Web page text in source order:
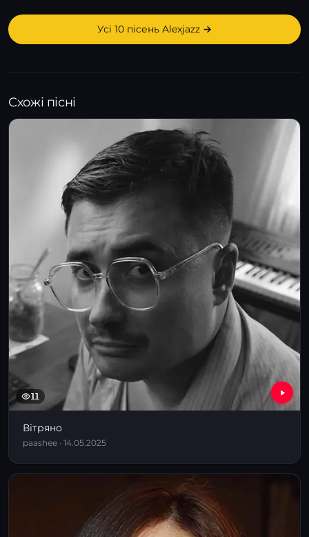
Усі 10 пісень Alexjazz →
Схожі пісні
11
Вітряно
paashee · 14.05.2025